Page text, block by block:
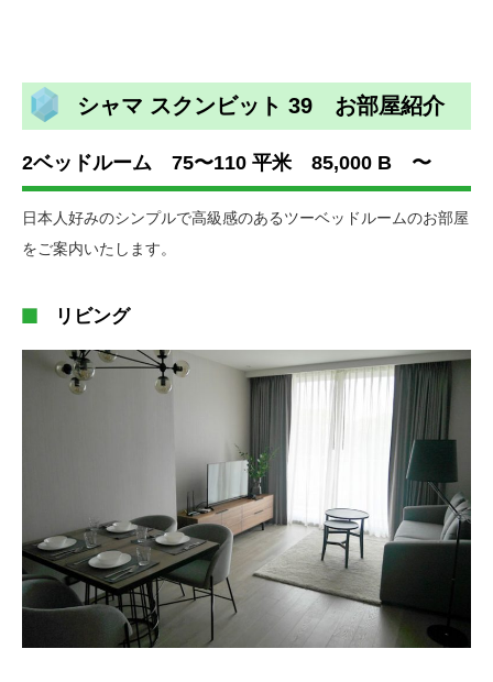
シャマ スクンビット 39 お部屋紹介
2ベッドルーム 75〜110 平米 85,000 B 〜
日本人好みのシンプルで高級感のあるツーベッドルームのお部屋
をご案内いたします。
リビング